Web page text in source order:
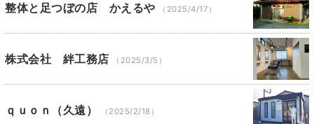
整体と足つぼの店 かえるや （2025/4/17）
株式会社 絆工務店 （2025/3/5）
ｑｕｏｎ（久遠） （2025/2/18）